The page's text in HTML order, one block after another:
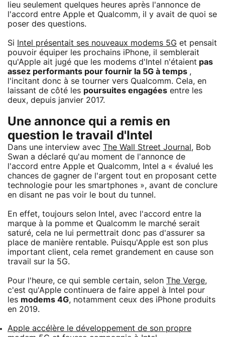
lieu seulement quelques heures après l'annonce de
l'accord entre Apple et Qualcomm, il y avait de quoi se
poser des questions.
Si Intel présentait ses nouveaux modems 5G et pensait
pouvoir équiper les prochains iPhone, il semblerait
qu'Apple ait jugé que les modems d'Intel n'étaient pas
assez performants pour fournir la 5G à temps ,
l'incitant donc à se tourner vers Qualcomm. Cela, en
laissant de côté les poursuites engagées entre les
deux, depuis janvier 2017.
Une annonce qui a remis en
question le travail d'Intel
Dans une interview avec The Wall Street Journal , Bob
Swan a déclaré qu'au moment de l'annonce de
l'accord entre Apple et Qualcomm, Intel a « évalué les
chances de gagner de l'argent tout en proposant cette
technologie pour les smartphones », avant de conclure
en disant ne pas voir le bout du tunnel.
En effet, toujours selon Intel, avec l'accord entre la
marque à la pomme et Qualcomm le marché serait
saturé, cela ne lui permettrait donc pas d'assurer sa
place de manière rentable. Puisqu'Apple est son plus
important client, cela remet grandement en cause son
travail sur la 5G.
Pour l'heure, ce qui semble certain, selon The Verge,
c'est qu'Apple continuera de faire appel à Intel pour
les modems 4G, notamment ceux des iPhone produits
en 2019.
Apple accélère le développement de son propre